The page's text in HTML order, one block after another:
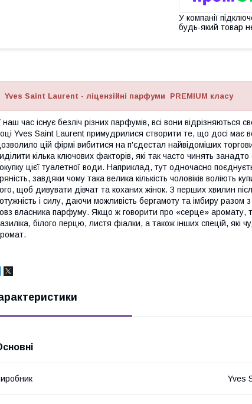
У компанії
будь-який товар
Yves Saint Laurent - ліцензійні парфуми PREMIUM класу
наш час існує безліч різних парфумів, всі вони
Yves Saint Laurent примудрилися створити те, що досі має
цій фірмі вибитися на п'єдестал найвідоміших
кілька ключових факторів, які так часто чинять
цієї туалетної води. Наприклад, тут одночасно
завдяки чому така велика кількість чоловіків
щоб дивувати дівчат та коханих жінок. З перших хвилин
і силу, даючи можливість бергамоту та імбиру разом
власника парфуму. Якщо ж говорити про «серце» аромату,
білого перцю, листя фіалки, а також інших спецій,
Yves